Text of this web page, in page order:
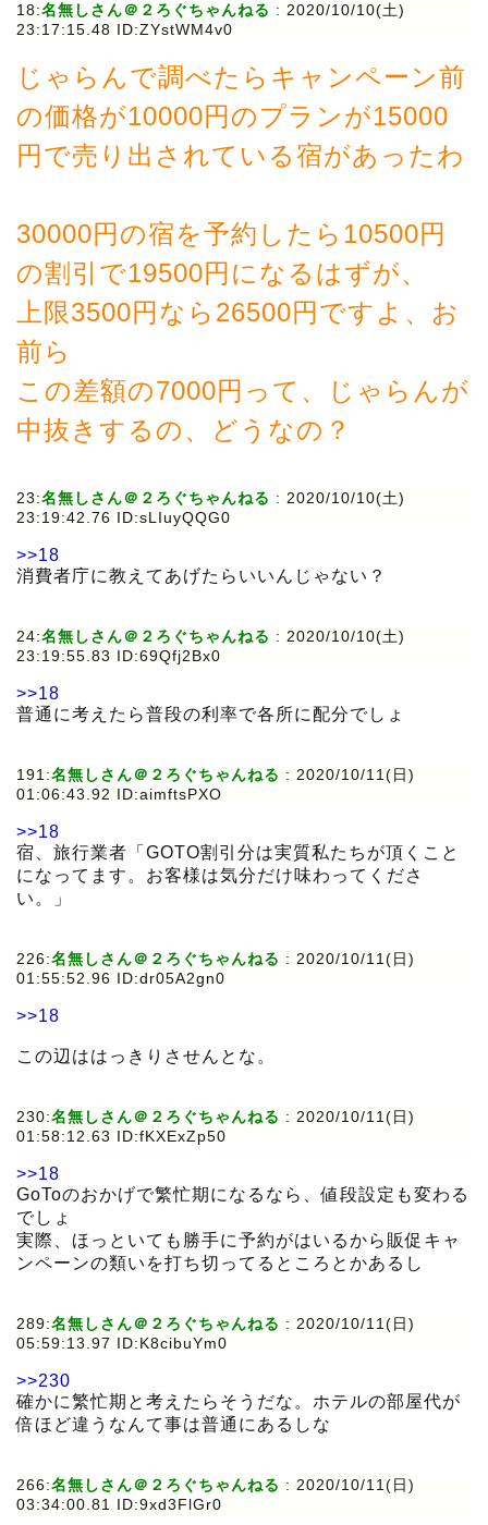
18:名無しさん＠２ろぐちゃんねる : 2020/10/10(土)
23:17:15.48 ID:ZYstWM4v0
じゃらんで調べたらキャンペーン前
の価格が10000円のプランが15000
円で売り出されている宿があったわ
30000円の宿を予約したら10500円
の割引で19500円になるはずが、
上限3500円なら26500円ですよ、お
前ら
この差額の7000円って、じゃらんが
中抜きするの、どうなの？
23:名無しさん＠２ろぐちゃんねる : 2020/10/10(土)
23:19:42.76 ID:sLIuyQQG0
>>18
消費者庁に教えてあげたらいいんじゃない？
24:名無しさん＠２ろぐちゃんねる : 2020/10/10(土)
23:19:55.83 ID:69Qfj2Bx0
>>18
普通に考えたら普段の利率で各所に配分でしょ
191:名無しさん＠２ろぐちゃんねる : 2020/10/11(日)
01:06:43.92 ID:aimftsPXO
>>18
宿、旅行業者「GOTO割引分は実質私たちが頂くこと
になってます。お客様は気分だけ味わってくださ
い。」
226:名無しさん＠２ろぐちゃんねる : 2020/10/11(日)
01:55:52.96 ID:dr05A2gn0
>>18
この辺ははっきりさせんとな。
230:名無しさん＠２ろぐちゃんねる : 2020/10/11(日)
01:58:12.63 ID:fKXExZp50
>>18
GoToのおかげで繁忙期になるなら、値段設定も変わる
でしょ
実際、ほっといても勝手に予約がはいるから販促キャ
ンペーンの類いを打ち切ってるところとかあるし
289:名無しさん＠２ろぐちゃんねる : 2020/10/11(日)
05:59:13.97 ID:K8cibuYm0
>>230
確かに繁忙期と考えたらそうだな。ホテルの部屋代が
倍ほど違うなんて事は普通にあるしな
266:名無しさん＠２ろぐちゃんねる : 2020/10/11(日)
03:34:00.81 ID:9xd3FlGr0